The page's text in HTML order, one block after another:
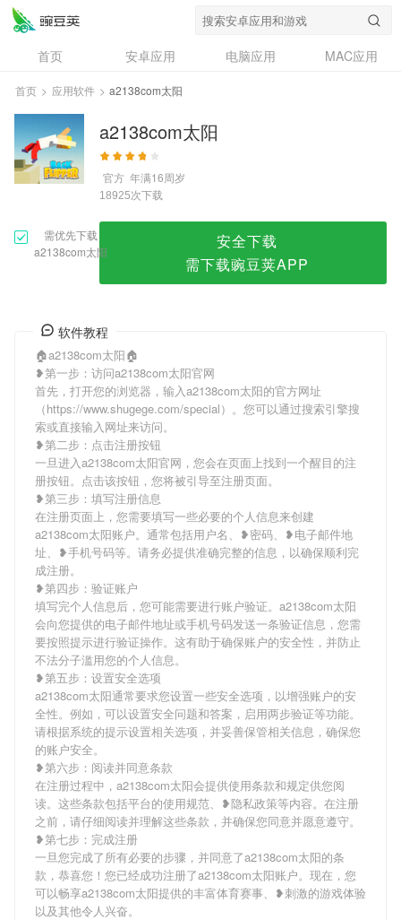
首页 安卓应用 电脑应用
MAC应用
资讯
专题
首页 > 应用软件 > a2138com太阳
a2138com太阳
官方 年满16周岁
18925次下载
需优先下载
a2138com太阳
安全下载
需下载豌豆荚APP
软件教程
🏠a2138com太阳🏠
❥第一步：访问a2138com太阳官网
首先，打开您的浏览器，输入a2138com太阳的官方网址
（https://www.shugege.com/special）。您可以通过搜索引擎搜
索或直接输入网址来访问。
❥第二步：点击注册按钮
一旦进入a2138com太阳官网，您会在页面上找到一个醒目的注
册按钮。点击该按钮，您将被引导至注册页面。
❥第三步：填写注册信息
在注册页面上，您需要填写一些必要的个人信息来创建
a2138com太阳账户。通常包括用户名、❥密码、❥电子邮件地
址、❥手机号码等。请务必提供准确完整的信息，以确保顺利完
成注册。
❥第四步：验证账户
填写完个人信息后，您可能需要进行账户验证。a2138com太阳
会向您提供的电子邮件地址或手机号码发送一条验证信息，您需
要按照提示进行验证操作。这有助于确保账户的安全性，并防止
不法分子滥用您的个人信息。
❥第五步：设置安全选项
a2138com太阳通常要求您设置一些安全选项，以增强账户的安
全性。例如，可以设置安全问题和答案，启用两步验证等功能。
请根据系统的提示设置相关选项，并妥善保管相关信息，确保您
的账户安全。
❥第六步：阅读并同意条款
在注册过程中，a2138com太阳会提供使用条款和规定供您阅
读。这些条款包括平台的使用规范、❥隐私政策等内容。在注册
之前，请仔细阅读并理解这些条款，并确保您同意并愿意遵守。
❥第七步：完成注册
一旦您完成了所有必要的步骤，并同意了a2138com太阳的条
款，恭喜您！您已经成功注册了a2138com太阳账户。现在，您
可以畅享a2138com太阳提供的丰富体育赛事、❥刺激的游戏体验
以及其他令人兴奋。